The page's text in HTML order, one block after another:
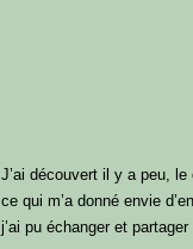
J’ai découvert il y a peu,
ce qui m’a donné envie
j’ai pu échanger et partager